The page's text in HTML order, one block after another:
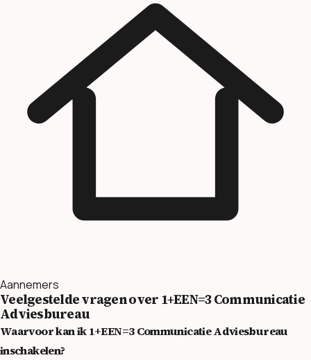
Aannemers
Veelgestelde vragen over 1+EEN=3 Communicatie
Adviesbureau
Waarvoor kan ik 1+EEN=3 Communicatie Adviesbureau
inschakelen?